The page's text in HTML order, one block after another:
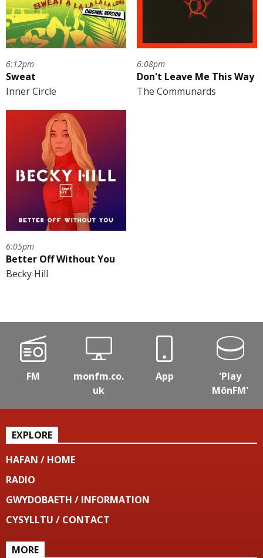
6:12pm
Sweat
Inner Circle
6:08pm
Don't Leave Me This Way
The Communards
6:05pm
Better Off Without You
Becky Hill
FM
monfm.co.
uk
App
'Play
MônFM'
EXPLORE
HAFAN / HOME
RADIO
GWYDOBAETH / INFORMATION
CYSYLLTU / CONTACT
MORE